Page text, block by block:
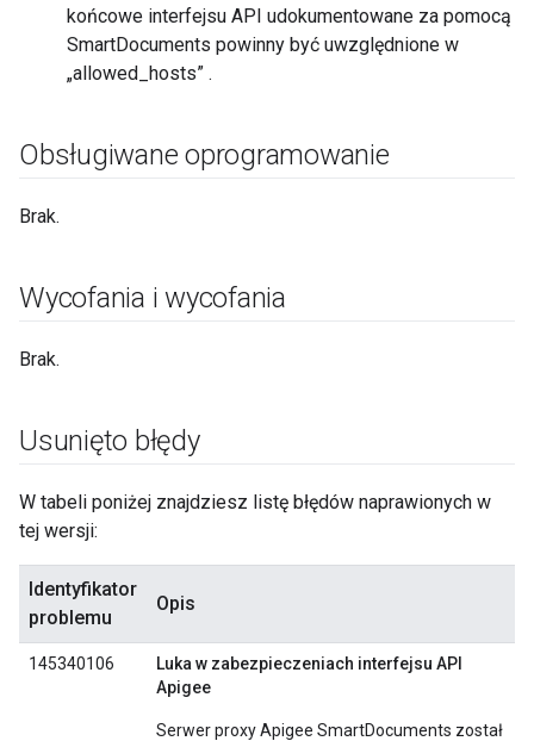
końcowe interfejsu API udokumentowane za pomocą
SmartDocuments powinny być uwzględnione w
„allowed_hosts” .
Obsługiwane oprogramowanie
Brak.
Wycofania i wycofania
Brak.
Usunięto błędy
W tabeli poniżej znajdziesz listę błędów naprawionych w
tej wersji:
Identyfikator
problemu
Opis
145340106
Luka w zabezpieczeniach interfejsu API
Apigee
Serwer proxy Apigee SmartDocuments został